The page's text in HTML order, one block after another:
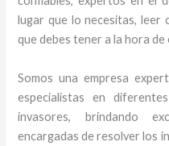
lugar que lo necesitas, leer
que debes tener a la hora
Somos una empresa
especialistas en
invasores, brindando
encargadas de resolver los